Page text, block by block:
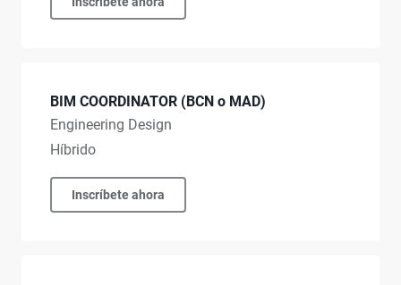
BIM COORDINATOR (BCN o MAD)
Engineering Design
Híbrido
Inscríbete ahora